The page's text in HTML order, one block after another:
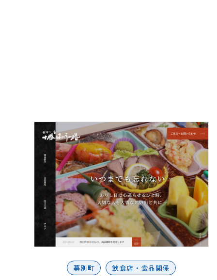
幕別町 飲食店・食品関係